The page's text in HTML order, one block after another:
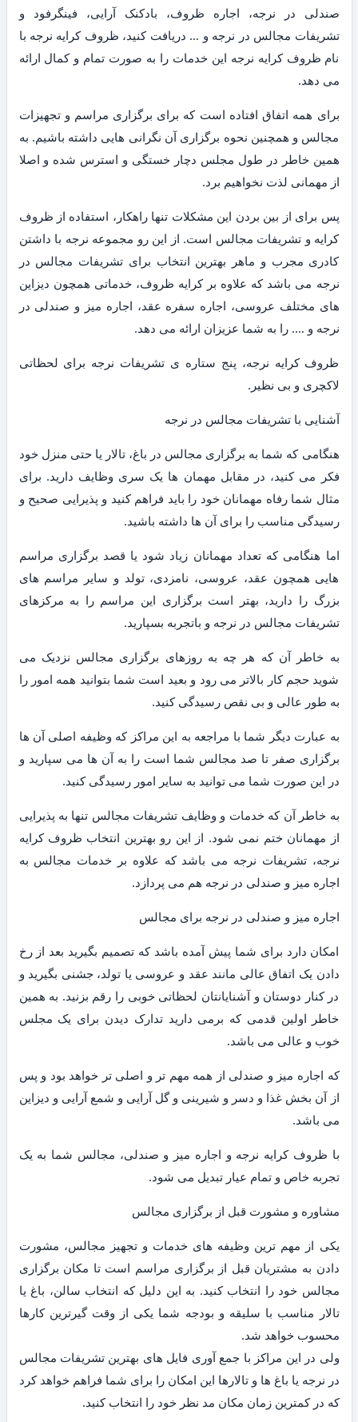
صندلی در نرجه، اجاره ظروف، بادکنک آرایی، فینگرفود و
تشریفات مجالس در نرجه و … دریافت کنید، ظروف کرایه نرجه با
نام ظروف کرایه نرجه این خدمات را به صورت تمام و کمال ارائه
می دهد.
برای همه اتفاق افتاده است که برای برگزاری مراسم و تجهیزات
مجالس و همچنین نحوه برگزاری آن نگرانی هایی داشته باشیم. به
همین خاطر در طول مجلس دچار خستگی و استرس شده و اصلا
از مهمانی لذت نخواهیم برد.
پس برای از بین بردن این مشکلات تنها راهکار، استفاده از ظروف
کرایه و تشریفات مجالس است. از این رو مجموعه نرجه با داشتن
کادری مجرب و ماهر بهترین انتخاب برای تشریفات مجالس در
نرجه می باشد که علاوه بر کرایه ظروف، خدماتی همچون دیزاین
های مختلف عروسی، اجاره سفره عقد، اجاره میز و صندلی در
نرجه و …. را به شما عزیزان ارائه می دهد.
ظروف کرایه نرجه، پنج ستاره ی تشریفات نرجه برای لحظاتی
لاکچری و بی نظیر.
آشنایی با تشریفات مجالس در نرجه
هنگامی که شما به برگزاری مجالس در باغ، تالار یا حتی منزل خود
فکر می کنید، در مقابل مهمان ها یک سری وظایف دارید. برای
مثال شما رفاه مهمانان خود را باید فراهم کنید و پذیرایی صحیح و
رسیدگی مناسب را برای آن ها داشته باشید.
اما هنگامی که تعداد مهمانان زیاد شود یا قصد برگزاری مراسم
هایی همچون عقد، عروسی، نامزدی، تولد و سایر مراسم های
بزرگ را دارید، بهتر است برگزاری این مراسم را به مرکزهای
تشریفات مجالس در نرجه و باتجربه بسپارید.
به خاطر آن که هر چه به روزهای برگزاری مجالس نزدیک می
شوید حجم کار بالاتر می رود و بعید است شما بتوانید همه امور را
به طور عالی و بی نقص رسیدگی کنید.
به عبارت دیگر شما با مراجعه به این مراکز که وظیفه اصلی آن ها
برگزاری صفر تا صد مجالس شما است را به آن ها می سپارید و
در این صورت شما می توانید به سایر امور رسیدگی کنید.
به خاطر آن که خدمات و وظایف تشریفات مجالس تنها به پذیرایی
از مهمانان ختم نمی شود. از این رو بهترین انتخاب ظروف کرایه
نرجه، تشریفات نرجه می باشد که علاوه بر خدمات مجالس به
اجاره میز و صندلی در نرجه هم می پردازد.
اجاره میز و صندلی در نرجه برای مجالس
امکان دارد برای شما پیش آمده باشد که تصمیم بگیرید بعد از رخ
دادن یک اتفاق عالی مانند عقد و عروسی یا تولد، جشنی بگیرید و
در کنار دوستان و آشنایانتان لحظاتی خوبی را رقم بزنید. به همین
خاطر اولین قدمی که برمی دارید تدارک دیدن برای یک مجلس
خوب و عالی می باشد.
که اجاره میز و صندلی از همه مهم تر و اصلی تر خواهد بود و پس
از آن بخش غذا و دسر و شیرینی و گل آرایی و شمع آرایی و دیزاین
می باشد.
با ظروف کرایه نرجه و اجاره میز و صندلی، مجالس شما به یک
تجربه خاص و تمام عیار تبدیل می شود.
مشاوره و مشورت قبل از برگزاری مجالس
یکی از مهم ترین وظیفه های خدمات و تجهیز مجالس، مشورت
دادن به مشتریان قبل از برگزاری مراسم است تا مکان برگزاری
مجالس خود را انتخاب کنید. به این دلیل که انتخاب سالن، باغ یا
تالار مناسب با سلیقه و بودجه شما یکی از وقت گیرترین کارها
محسوب خواهد شد.
ولی در این مراکز با جمع آوری فایل های بهترین تشریفات مجالس
در نرجه یا باغ ها و تالارها این امکان را برای شما فراهم خواهد کرد
که در کمترین زمان مکان مد نظر خود را انتخاب کنید.